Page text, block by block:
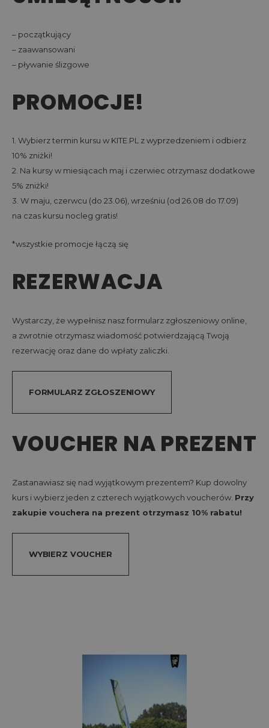
– początkujący
– zaawansowani
– pływanie ślizgowe
PROMOCJE!
1. Wybierz termin kursu w KITE.PL z wyprzedzeniem i odbierz
10% zniżki!
2. Na kursy w miesiącach maj i czerwiec otrzymasz dodatkowe
5% zniżki!
3. W maju, czerwcu (do 23.06), wrześniu (od 26.08 do 17.09)
na czas kursu nocleg gratis!
*wszystkie promocje łączą się
REZERWACJA
Wystarczy, że wypełnisz nasz formularz zgłoszeniowy online,
a zwrotnie otrzymasz wiadomość potwierdzającą Twoją
rezerwację oraz dane do wpłaty zaliczki.
FORMULARZ ZGŁOSZENIOWY
VOUCHER NA PREZENT
Zastanawiasz się nad wyjątkowym prezentem? Kup dowolny
kurs i wybierz jeden z czterech wyjątkowych voucherów. Przy
zakupie vouchera na prezent otrzymasz 10% rabatu!
WYBIERZ VOUCHER